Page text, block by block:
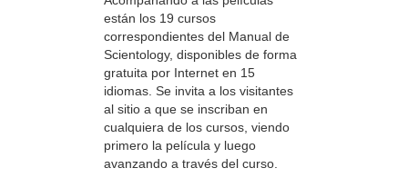
están los 19 cursos
correspondientes del Manual de
Scientology, disponibles de forma
gratuita por Internet en 15
idiomas. Se invita a los visitantes
al sitio a que se inscriban en
cualquiera de los cursos, viendo
primero la película y luego
avanzando a través del curso.